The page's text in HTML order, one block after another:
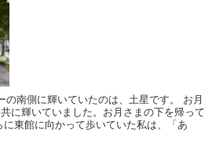
の南側に輝いていたのは、土星です。 お月
に輝いていました。お月さまの下を帰って
東館に向かって歩いていた私は、「あ